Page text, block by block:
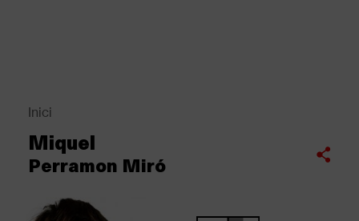
Fil
d'Ariadna
Inici
Miquel
Perramon Miró
Compartir